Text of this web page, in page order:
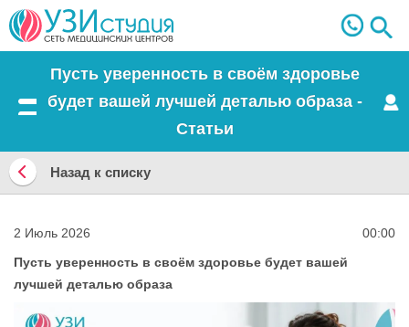
Пусть уверенность в своём здоровье
будет вашей лучшей деталью образа -
Статьи
Назад
к
списку
Назад к списку
2 Июль 2026
00:00
Пусть уверенность в своём здоровье будет вашей
лучшей деталью образа